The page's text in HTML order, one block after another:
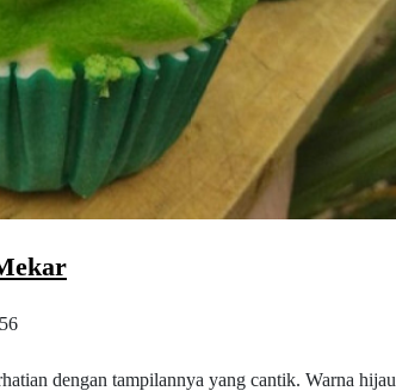
dengan tampilannya yang cantik. Warna hijau